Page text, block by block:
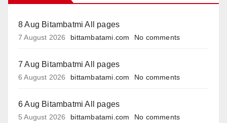
8 Aug Bitambatmi All pages
7 August 2026 bittambatami.com No comments
7 Aug Bitambatmi All pages
6 August 2026 bittambatami.com No comments
6 Aug Bitambatmi All pages
5 August 2026 bittambatami.com No comments